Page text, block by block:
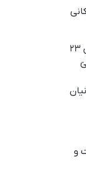
بەوتەی یەکێک لە کەسانی نزیک لە بنەماڵەی قەهرەمانی کە هەواڵی گیانلەدەستدانی ناوبراوی لە ڕێگەی پێوەندیی تلفۆنییەوە پێ گەیشتووە، ئەمیرئەرسەلان قەهرمانی ٢٣
و